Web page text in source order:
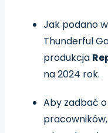
Jak podano
Thunderful
produkcja
na 2024 rok.
Aby zadbać